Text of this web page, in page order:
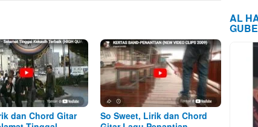
dan Chord Gitar
So Sweet, Lirik dan Chord
AL